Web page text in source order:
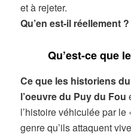
et à rejeter.
Qu’en est-il réellement ?
Qu’est-ce que
Ce que les historiens
l’oeuvre du Puy du Fou
l’histoire véhiculée par le
genre qu’ils attaquent